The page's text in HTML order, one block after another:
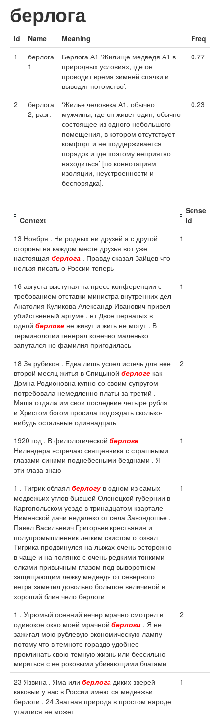
берлога
Id Name Meaning
Freq
1
берлога
1
Берлога А1 ‘Жилище медведя А1 в
природных условиях, где он
проводит время зимней спячки и
выводит потомство’.
0.77
2
берлога
2, разг.
‘Жилье человека А1, обычно
мужчины, где он живет один, обычно
состоящее из одного небольшого
помещения, в котором отсутствует
комфорт и не поддерживается
порядок и где поэтому неприятно
находиться’ [по коннотациям
изоляции, неустроенности и
беспорядка].
0.23
Context
Sense
id
13 Ноября . Ни родных ни друзей а с другой
стороны на каждом месте друзья вот уже
настоящая берлога . Правду сказал Зайцев что
нельзя писать о России теперь
1
16 августа выступая на пресс-конференции с
требованием отставки министра внутренних дел
Анатолия Куликова Александр Иванович привел
убийственный аргуме . нт Двое пернатых в
одной берлоге не живут и жить не могут . В
терминологии генерал конечно маленько
запутался но фамилия пригодилась
1
18 За рубикон . Едва лишь успел истечь для нее
второй месяц житья в Спицыной берлоге как
Домна Родионовна купно со своим супругом
потребовала немедленно платы за третий .
Маша отдала им свои последние четыре рубля
и Христом богом просила подождать сколько-
нибудь остальные одиннадцать
2
1920 год . В филологической берлоге
Нилендера встречаю священника с страшными
глазами синими поднебесными безднами . Я
эти глаза знаю
1
1 . Тигрик облаял берлогув одном из самых
медвежьих углов бывшей Олонецкой губернии в
Каргопольском уезде в тринадцатом квартале
Нименской дачи недалеко от села Завондошье .
Павел Васильевич Григорьев крестьянин и
полупромышленник легким свистом отозвал
Тигрика продвинулся на лыжах очень осторожно
в чаще и на полянке с очень редкими тонкими
елками привычным глазом под выворотнем
защищающим лежку медведя от северного
ветра заметил довольно большое величиной в
хороший блин чело берлоги
1
1 . Угрюмый осенний вечер мрачно смотрел в
одинокое окно моей мрачной берлоги . Я не
зажигал мою рублевую экономическую лампу
потому что в темноте гораздо удобнее
проклинать свою темную жизнь или бессильно
мириться с ее роковыми убивающими благами
2
23 Язвина . Яма или берлога диких зверей
каковыи у нас в России имеются медвежьи
берлоги . 24 Знатная природа в простом народе
утаитися не может
1